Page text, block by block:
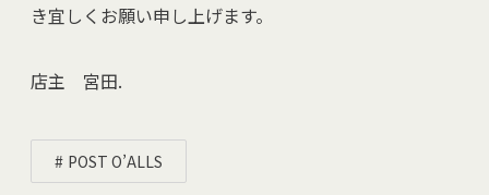
き宜しくお願い申し上げます。
店主 宮田.
POST O’ALLS